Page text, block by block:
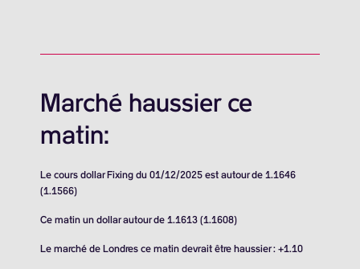
Marché haussier ce
matin:
Le cours dollar Fixing du 01/12/2025 est autour de 1.1646
(1.1566)
Ce matin un dollar autour de 1.1613 (1.1608)
Le marché de Londres ce matin devrait être haussier : +1.10